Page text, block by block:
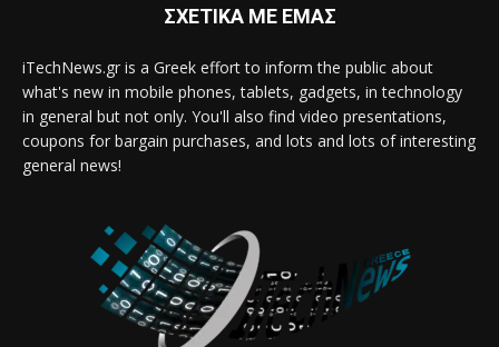
ΣΧΕΤΙΚΑ ΜΕ ΕΜΑΣ
iTechNews.gr is a Greek effort to inform the public about
what's new in mobile phones, tablets, gadgets, in technology
in general but not only. You'll also find video presentations,
coupons for bargain purchases, and lots and lots of interesting
general news!